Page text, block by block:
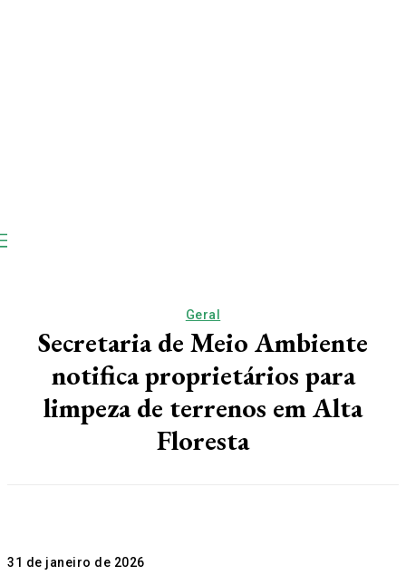
Geral
Secretaria de Meio Ambiente
notifica proprietários para
limpeza de terrenos em Alta
Floresta
31 de janeiro de 2026